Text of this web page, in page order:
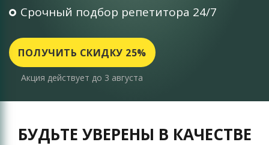
Срочный подбор репетитора 24/7
ПОЛУЧИТЬ СКИДКУ 25%
Акция действует до 3 августа
БУДЬТЕ УВЕРЕНЫ В КАЧЕСТВЕ